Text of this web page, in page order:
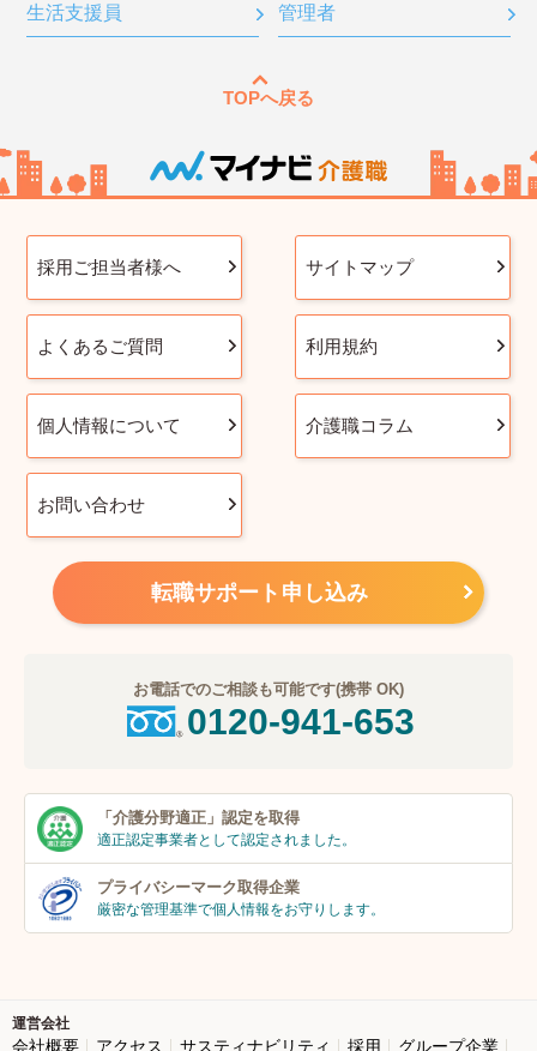
生活支援員 管理者
TOPへ戻る
採用ご担当者様へ サイトマップ
よくあるご質問 利用規約
個人情報について 介護職コラム
お問い合わせ
転職サポート申し込み
お電話でのご相談も可能です(携帯 OK)
0120-941-653
「介護分野適正」 認定を取得
適正認定事業者として認定されました。
プライバシーマーク取得企業
厳密な管理基準で個人情報をお守りします。
運営会社
会社概要 アクセス サスティナビリティ 採用 グループ企業